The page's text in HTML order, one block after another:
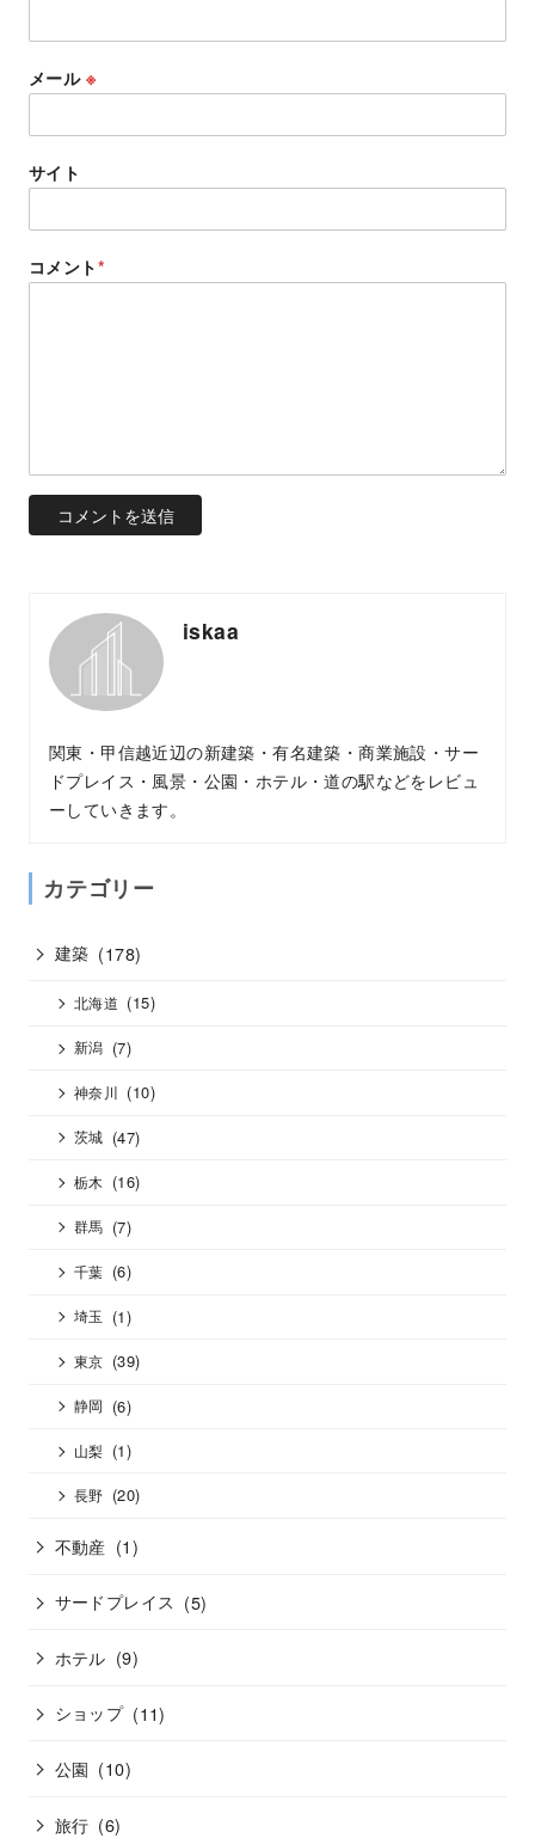
メール ※
サイト
コメント*
iskaa
関東・甲信越近辺の新建築・有名建築・商業施設・サー
ドプレイス・風景・公園・ホテル・道の駅などをレビュ
ーしていきます。
カテゴリー
建築 (178)
北海道 (15)
新潟 (7)
神奈川 (10)
茨城 (47)
栃木 (16)
群馬 (7)
千葉 (6)
埼玉 (1)
東京 (39)
静岡 (6)
山梨 (1)
長野 (20)
不動産 (1)
サードプレイス (5)
ホテル (9)
ショップ (11)
公園 (10)
旅行 (6)